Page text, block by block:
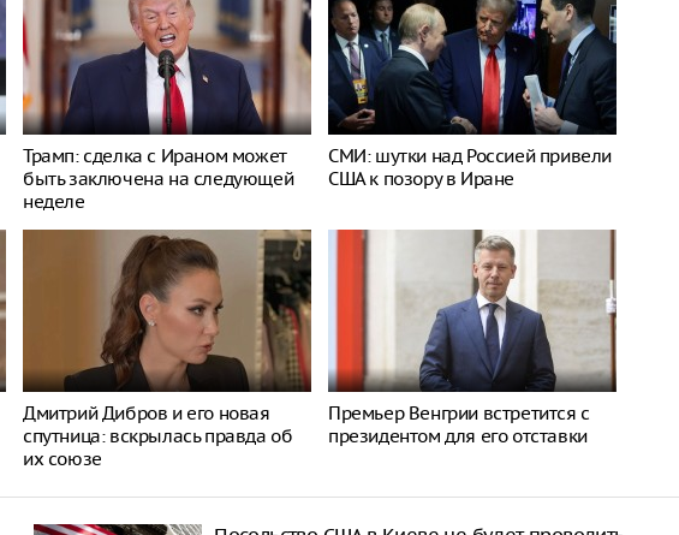
Трамп: сделка с Ираном может
быть заключена на следующей
неделе
СМИ: шутки над Россией привели
США к позору в Иране
Дмитрий Дибров и его новая
спутница: вскрылась правда об
их союзе
Премьер Венгрии встретится с
президентом для его отставки